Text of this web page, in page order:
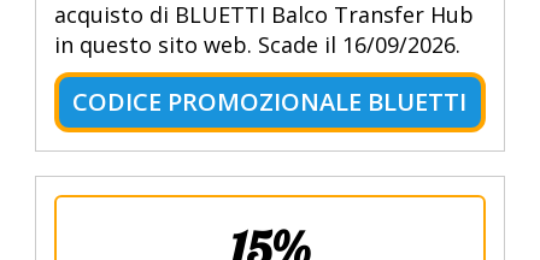
acquisto di BLUETTI Balco Transfer Hub
in questo sito web. Scade il 16/09/2026.
CODICE PROMOZIONALE BLUETTI